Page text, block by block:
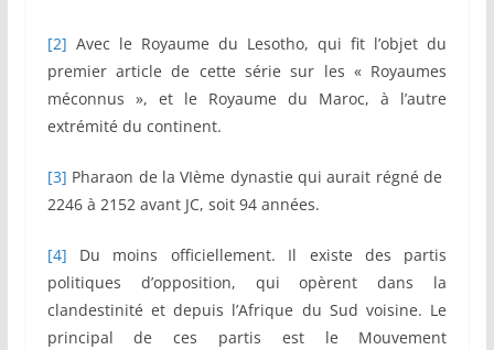
[2] Avec le Royaume du Lesotho, qui fit l’objet du
premier article de cette série sur les « Royaumes
méconnus », et le Royaume du Maroc, à l’autre
extrémité du continent.
[3] Pharaon de la VIème dynastie qui aurait régné de
2246 à 2152 avant JC, soit 94 années.
[4] Du moins officiellement. Il existe des partis
politiques d’opposition, qui opèrent dans la
clandestinité et depuis l’Afrique du Sud voisine. Le
principal de ces partis est le Mouvement